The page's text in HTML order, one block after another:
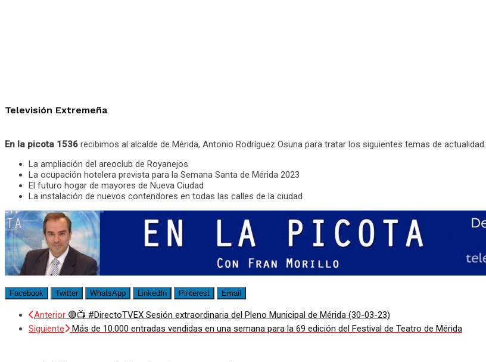
Televisión Extremeña
En la picota 1536 recibimos al alcalde de Mérida, Antonio Rodríguez Osuna para tratar los siguientes temas de actualidad:
La ampliación del areoclub de Royanejos
La ocupación hotelera prevista para la Semana Santa de Mérida 2023
El futuro hogar de mayores de Nueva Ciudad
La instalación de nuevos contendores en todas las calles de la ciudad
Facebook Twitter WhatsApp LinkedIn Pinterest Email
Anterior 🔴📺 #DirectoTVEX Sesión extraordinaria del Pleno Municipal de Mérida (30-03-23)
Siguiente
Más de 10.000 entradas vendidas en una semana para la 69 edición del Festival de Teatro de Mérida